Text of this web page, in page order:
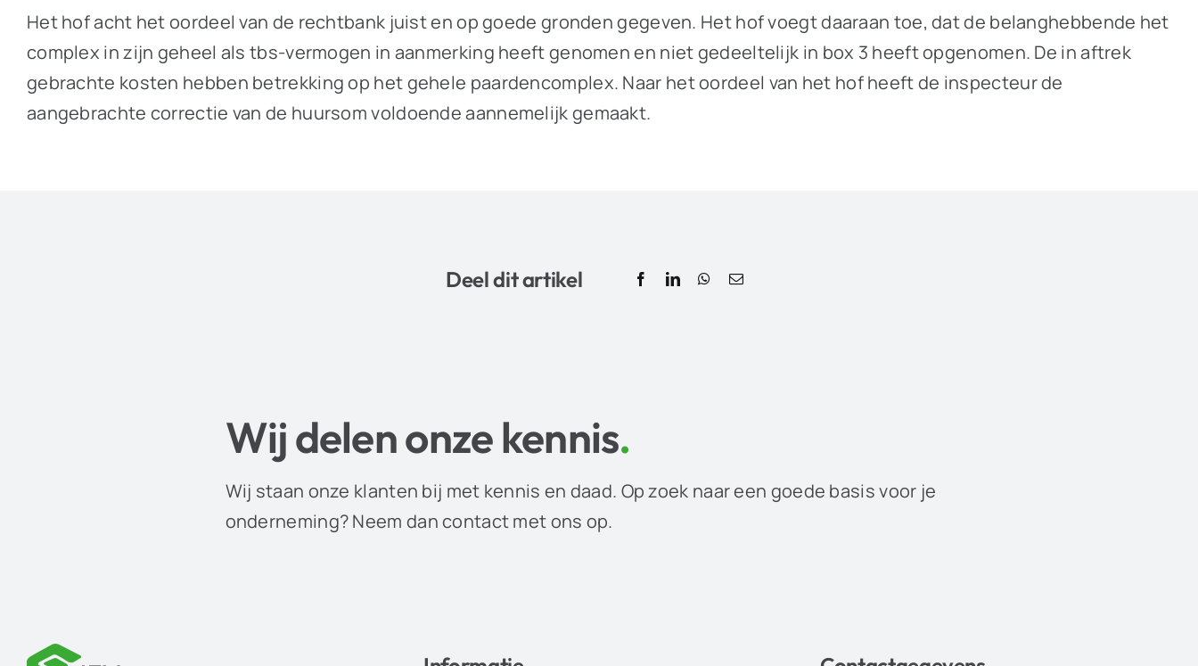
Het hof acht het oordeel van de rechtbank juist en op goede gronden gegeven. Het hof voegt daaraan toe, dat de belanghebbende het
complex in zijn geheel als tbs-vermogen in aanmerking heeft genomen en niet gedeeltelijk in box 3 heeft opgenomen. De in aftrek
gebrachte kosten hebben betrekking op het gehele paardencomplex. Naar het oordeel van het hof heeft de inspecteur de
aangebrachte correctie van de huursom voldoende aannemelijk gemaakt.
Deel dit artikel
Wij delen onze kennis.
Wij staan onze klanten bij met kennis en daad. Op zoek naar een goede basis voor je
onderneming? Neem dan contact met ons op.